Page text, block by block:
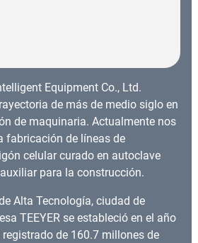
Equipment Co., Ltd.
de más de medio siglo en
de maquinaria. Actualmente nos
fabricación de líneas de
celular curado en autoclave
para la construcción.
Alta Tecnología, ciudad de
TEEYER se estableció en el año
de 160.7 millones de